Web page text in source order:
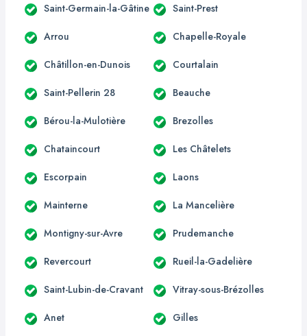
Saint-Germain-la-Gâtine Saint-Prest
Arrou Chapelle-Royale
Châtillon-en-Dunois Courtalain
Saint-Pellerin 28 Beauche
Bérou-la-Mulotière Brezolles
Chataincourt Les Châtelets
Escorpain Laons
Mainterne La Mancelière
Montigny-sur-Avre Prudemanche
Revercourt Rueil-la-Gadelière
Saint-Lubin-de-Cravant Vitray-sous-Brézolles
Anet Gilles